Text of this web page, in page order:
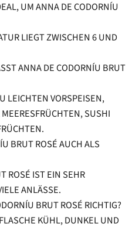
UM ANNA DE CODORNÍU
LIEGT ZWISCHEN 6 UND
ANNA DE CODORNÍU BRUT
LEICHTEN VORSPEISEN,
SUSHI
BRUT ROSÉ AUCH ALS
ROSÉ IST EIN SEHR
ANLÄSSE.
BRUT ROSÉ RICHTIG?
KÜHL, DUNKEL UND